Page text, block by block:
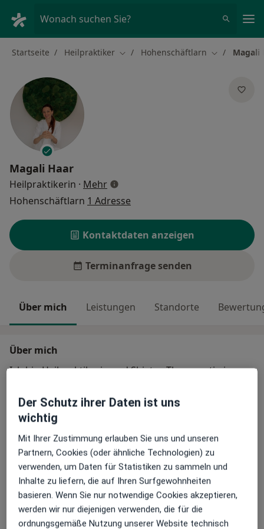
Wonach suchen Sie?
Startseite Heilpraktiker Stadt ändern
Hohenschäftlarn Stadt ändern
Magali
Magali Haar
Heilpraktikerin · Mehrüber Spezialisierungen
Hohenschäftlarn 1 Adresse
Kontaktdaten anzeigen
Terminanfrage senden
Über mich Leistungen Standorte
Über mich
Ich bin Heilpraktikerin und Shiatsu-Therapeutin in
als Shiatsu-Therapeutin.
Mein Schwerpunkt liegt auf der Begleitung von
Menschen mit chronischem Stress, Erschöpfung,
Burnout und Chronic Fatigue Syndrome (CFS). Im
Mittelpunkt meiner Arbeit steht die Regulierung des
Nervensystems über den Körper.
Shiatsu wirkt durch achtsamen Druck entlang der
Meridiane und kann dabei unterstützen, aus dem
mehrÜber mich
Hauptsächlich behandelte Krankheiten
Erschöpfung Kopfschmerzen
Müdigkeit
Stressbewältigung
ME/CFS +21
Der Schutz ihrer Daten ist uns
wichtig
Mit Ihrer Zustimmung erlauben Sie uns und unseren
Partnern, Cookies (oder ähnliche Technologien) zu
verwenden, um Daten für Statistiken zu sammeln und
Inhalte zu liefern, die auf Ihren Surfgewohnheiten
basieren. Wenn Sie nur notwendige Cookies akzeptieren,
werden wir nur diejenigen verwenden, die für die
ordnungsgemäße Nutzung unserer Website technisch